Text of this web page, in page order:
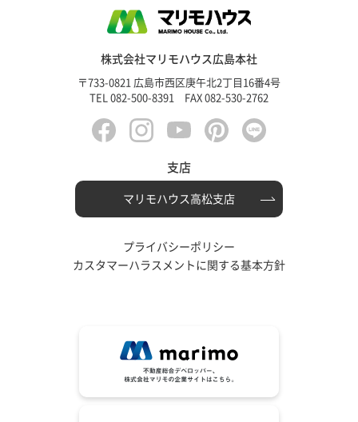
株式会社マリモハウス広島本社
〒733-0821 広島市西区庚午北2丁目16番4号
TEL 082-500-8391 FAX 082-530-2762
支店
マリモハウス高松支店
プライバシーポリシー
カスタマーハラスメントに関する基本方針